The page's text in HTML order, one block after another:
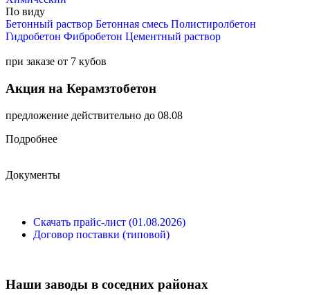
По виду
Бетонный раствор Бетонная смесь Полистиролбетон
Гидробетон Фибробетон Цементный раствор
при заказе от 7 кубов
Акция на Керамзтобетон
предложение действительно до 08.08
Подробнее
Документы
Скачать прайс-лист (01.08.2026)
Договор поставки (типовой)
Наши заводы в соседних районах